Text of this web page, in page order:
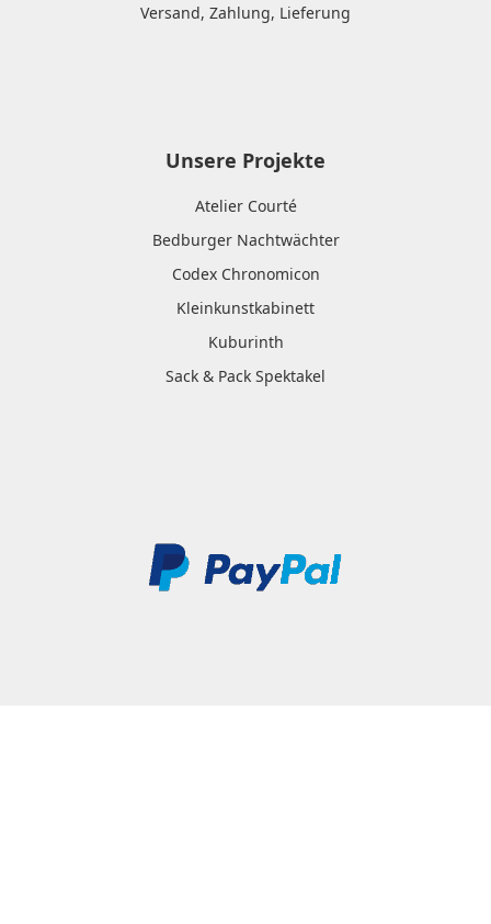
Versand, Zahlung, Lieferung
Unsere Projekte
Atelier Courté
Bedburger Nachtwächter
Codex Chronomicon
Kleinkunstkabinett
Kuburinth
Sack & Pack Spektakel